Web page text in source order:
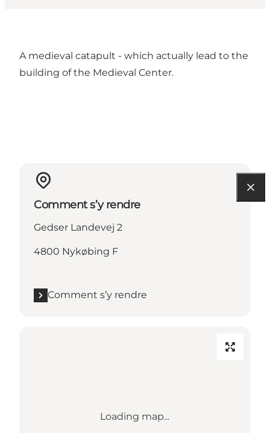
A medieval catapult - which actually lead to the
building of the Medieval Center.
Comment s’y rendre
Gedser Landevej 2
4800 Nykøbing F
Comment s’y rendre
Loading map...